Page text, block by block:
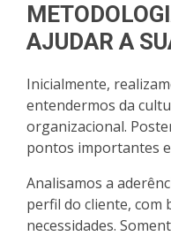
AJUDAR A
Inicialmente,
entendermos da
organizacional.
pontos importantes
Analisamos a
perfil do cliente, com
necessidades.